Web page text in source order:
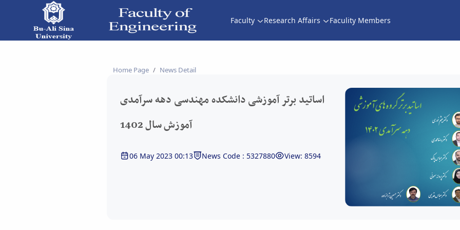
Faculty Research Affairs Faculity Members
اساتید برتر آموزشی دانشکده مهندسی دهه سرآمدی آموزش سال 1402 - دانشکده فنی و مهندسی Home Page News Detail
اساتید برتر آموزشی دانشکده مهندسی دهه سرآمدی
آموزش سال 1402
06 May 2023 00:13 News Code : 5327880 View: 8594